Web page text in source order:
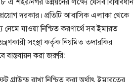
শহর/নগর উন্নয়নের লক্ষ্যে যেসব বিধিবিধান
দরকার। প্রতিটি আবাসিক এলাকা থেকে
নেমে যাওয়া নিশ্চিত করণার্থে সব ইমারত
সংস্থা কর্তৃক নিয়মিত তদারকির
করা জরুরি:
রাখা নিশ্চিত করা অর্থাৎ ইমারতের